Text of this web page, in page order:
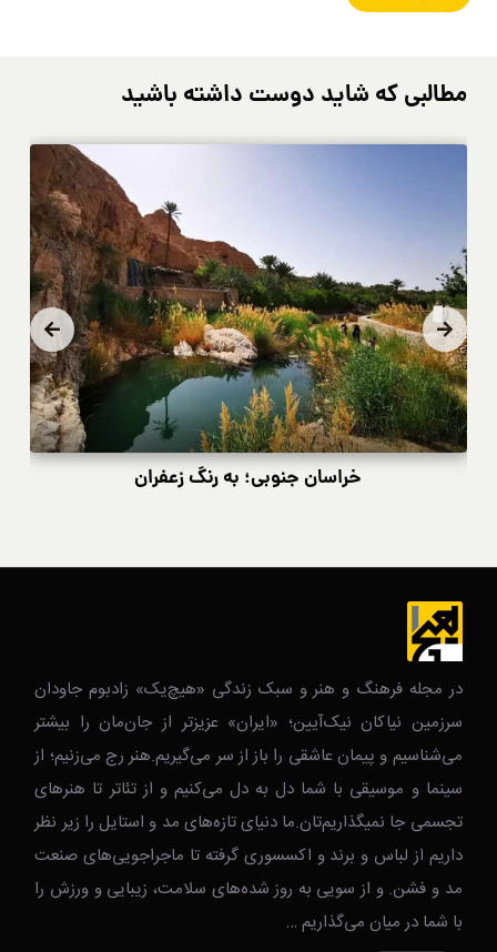
مطالبی که شاید دوست داشته باشید
خراسان جنوبی؛ به رنگ زعفران
در مجله فرهنگ و هنر و سبک زندگی‌ «هیچ‌یک» زادبوم جاودان
سرزمین نیاکان نیک‌‌‌آیین؛ «ایران» عزیزتر از جان‌مان را بیشتر
می‌شناسیم و پیمان عاشقی را باز از سر می‌گیریم.هنر رج می‌زنیم؛ از
سینما و موسیقی با شما دل به دل می‌کنیم و از تئاتر تا هنرهای
تجسمی جا نمیگذاریم‌تان.ما دنیای تازه‌های مد و استایل را زیر نظر
داریم از لباس و برند و اکسسوری گرفته تا ماجراجویی‌های صنعت
مد و فشن. و از سویی به روز شده‌های سلامت، زیبایی و ورزش را
با شما در میان می‌گذاریم …